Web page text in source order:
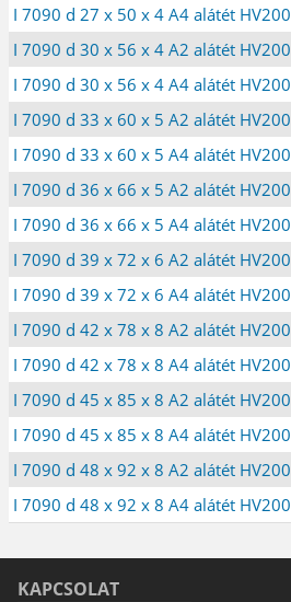
I 7090 d 27 x 50 x 4 A4 alátét HV200
I 7090 d 30 x 56 x 4 A2 alátét HV200
I 7090 d 30 x 56 x 4 A4 alátét HV200
I 7090 d 33 x 60 x 5 A2 alátét HV200
I 7090 d 33 x 60 x 5 A4 alátét HV200
I 7090 d 36 x 66 x 5 A2 alátét HV200
I 7090 d 36 x 66 x 5 A4 alátét HV200
I 7090 d 39 x 72 x 6 A2 alátét HV200
I 7090 d 39 x 72 x 6 A4 alátét HV200
I 7090 d 42 x 78 x 8 A2 alátét HV200
I 7090 d 42 x 78 x 8 A4 alátét HV200
I 7090 d 45 x 85 x 8 A2 alátét HV200
I 7090 d 45 x 85 x 8 A4 alátét HV200
I 7090 d 48 x 92 x 8 A2 alátét HV200
I 7090 d 48 x 92 x 8 A4 alátét HV200
KAPCSOLAT